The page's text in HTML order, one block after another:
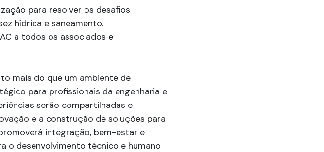
para resolver os desafios
hídrica e saneamento.
a todos os associados e
mais do que um ambiente de
para profissionais da engenharia e
serão compartilhadas e
e a construção de soluções para
integração, bem-estar e
o desenvolvimento técnico e humano